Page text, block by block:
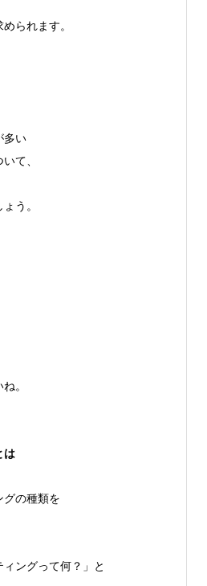
られます。
多い
て、
う。
。
は
グの種類を
ィングって何？」と